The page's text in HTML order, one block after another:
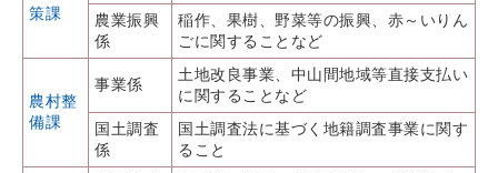
策課
農業振興
係
稲作、果樹、野菜等の振興、赤～いりん
ごに関することなど
農村整
備課
事業係
土地改良事業、中山間地域等直接支払い
に関することなど
国土調査
係
国土調査法に基づく地籍調査事業に関す
ること